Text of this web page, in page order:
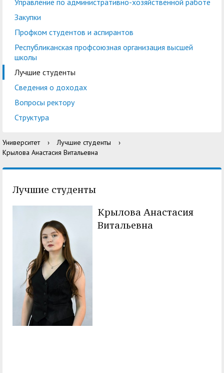
Международная
деятельность
Управление по
административно-
Закупки
Республиканская
организация высшей
Центр тестирования
иностранных граждан
по русскому языку
Центр развития
компетенций
Центр русского языка
представителей)
Образовательный
служением»
предоставлении
академического
Управление по административно-хозяйственной работе
Закупки
Профком студентов и аспирантов
Республиканская профсоюзная организация высшей
школы
Лучшие студенты
Сведения о доходах
Вопросы ректору
Структура
Университет › Лучшие студенты
›
Крылова Анастасия Витальевна
Лучшие студенты
Крылова Анастасия
Витальевна